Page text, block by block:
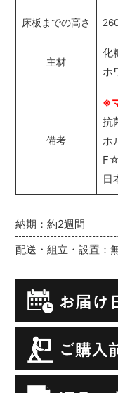
納期：約2週間
配送・組立・設置：
床板までの高さ
主材
化
ホ
備考
※
抗
ホ
日